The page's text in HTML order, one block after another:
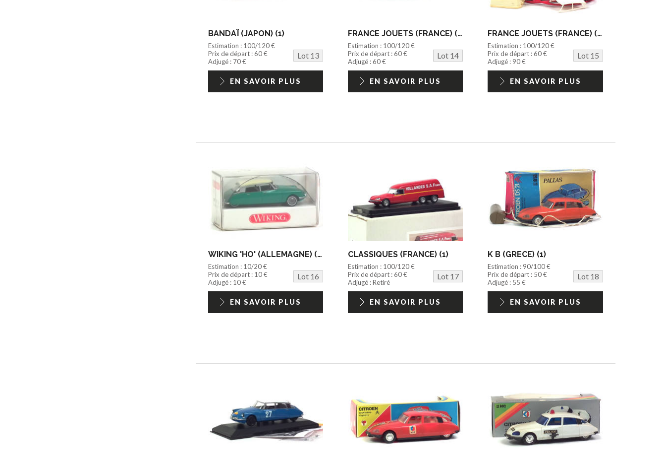
BANDAÏ (JAPON) (1)
Estimation : 100/120 €
Prix de départ : 60 €
Lot 13
Adjugé : 70 €
EN SAVOIR PLUS
FRANCE JOUETS (FRANCE) (1)
Estimation : 100/120 €
Prix de départ : 60 €
Lot 14
Adjugé : 60 €
EN SAVOIR PLUS
FRANCE JOUETS (FRANCE) (1)
Estimation : 100/120 €
Prix de départ : 60 €
Lot 15
Adjugé : 90 €
EN SAVOIR PLUS
WIKING 'HO' (ALLEMAGNE) (1)
Estimation : 10/20 €
Prix de départ : 10 €
Lot 16
Adjugé : 10 €
EN SAVOIR PLUS
CLASSIQUES (FRANCE) (1)
Estimation : 100/120 €
Prix de départ : 60 €
Lot 17
Adjugé : Retiré
EN SAVOIR PLUS
K B (GRECE) (1)
Estimation : 90/100 €
Prix de départ : 50 €
Lot 18
Adjugé : 55 €
EN SAVOIR PLUS